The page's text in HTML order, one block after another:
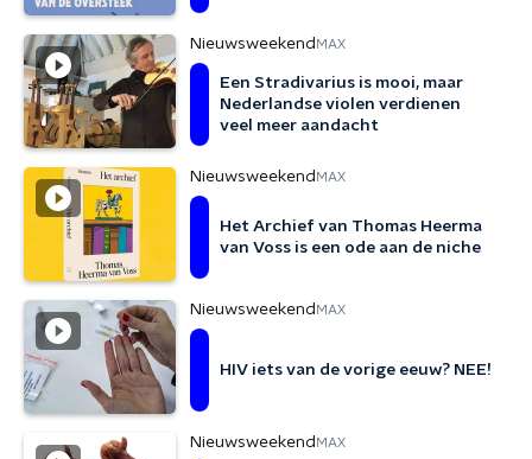
Nieuwsweekend MAX
Een Stradivarius is mooi, maar
Nederlandse violen verdienen
veel meer aandacht
Nieuwsweekend MAX
Het Archief van Thomas Heerma
van Voss is een ode aan de niche
Nieuwsweekend MAX
HIV iets van de vorige eeuw? NEE!
Nieuwsweekend MAX